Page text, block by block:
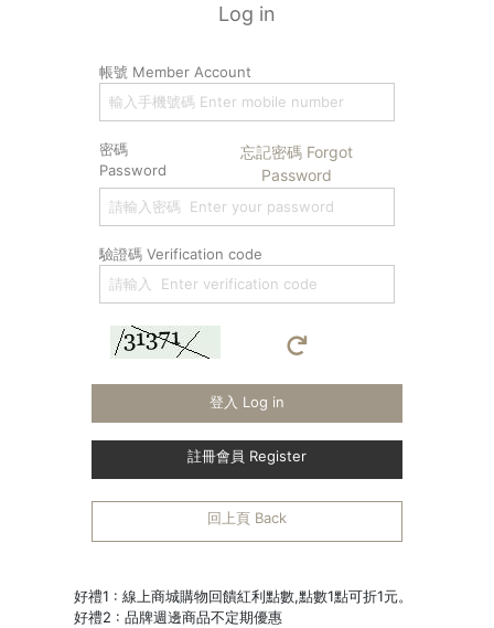
Log in
帳號 Member Account
密碼
Password
忘記密碼 Forgot
Password
驗證碼 Verification code
登入 Log in
註冊會員 Register
回上頁 Back
好禮1 : 線上商城購物回饋紅利點數,點數1點可折1元。
好禮2 : 品牌週邊商品不定期優惠